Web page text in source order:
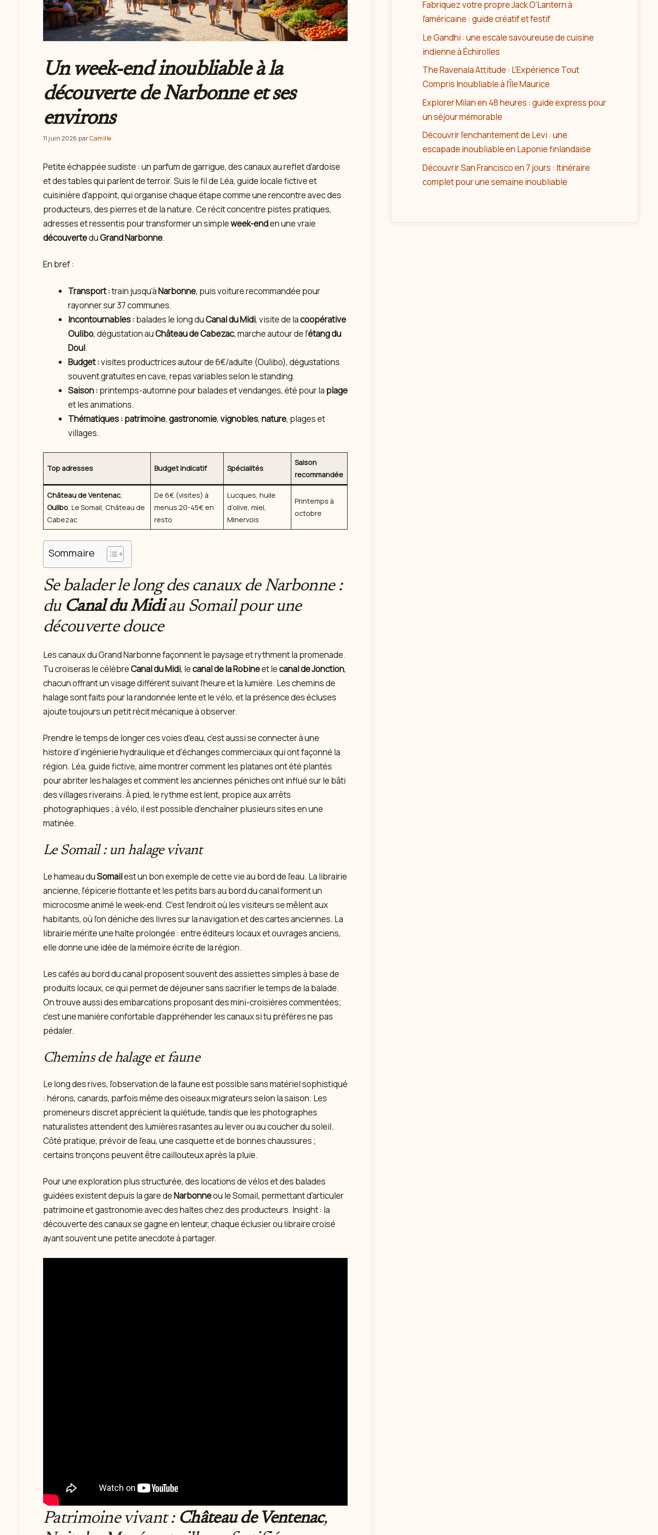
Un week-end inoubliable à la
découverte de Narbonne et ses
environs
11 juin 2026 parCamille
Petite échappée sudiste : un parfum de garrigue, des canaux au reflet d’ardoise
et des tables qui parlent de terroir. Suis le fil de Léa, guide locale fictive et
cuisinière d’appoint, qui organise chaque étape comme une rencontre avec des
producteurs, des pierres et de la nature. Ce récit concentre pistes pratiques,
adresses et ressentis pour transformer un simpleweek-enden une vraie
découverteduGrand Narbonne.
En bref :
Transport :train jusqu’àNarbonne, puis voiture recommandée pour
rayonner sur 37 communes.
Incontournables : balades le long duCanal du Midi, visite de lacoopérative
Oulibo, dégustation auChâteau de Cabezac, marche autour de l’étang du
Doul.
Budget :visites productrices autour de 6€/adulte (Oulibo), dégustations
souvent gratuites en cave, repas variables selon le standing.
Saison : printemps-automne pour balades et vendanges, été pour la plage
et les animations.
Thématiques : patrimoine, gastronomie, vignobles, nature, plages et
villages.
Top adresses Budget indicatif Spécialités
Saison
recommandée
Château de Ventenac,
Oulibo, Le Somail, Château de
Cabezac
De 6€ (visites) à
menus 20-45€ en
resto
Lucques, huile
d’olive, miel,
Minervois
Printemps à
octobre
Sommaire
Se balader le long des canaux de Narbonne :
du Canal du Midiau Somail pour une
découverte douce
Les canaux du Grand Narbonne façonnent le paysage et rythment la promenade.
Tu croiseras le célèbreCanal du Midi, lecanal de la Robineet lecanal de Jonction,
chacun offrant un visage différent suivant l’heure et la lumière. Les chemins de
halage sont faits pour la randonnée lente et le vélo, et la présence des écluses
ajoute toujours un petit récit mécanique à observer.
Prendre le temps de longer ces voies d’eau, c’est aussi se connecter à une
histoire d’ingénierie hydraulique et d’échanges commerciaux qui ont façonné la
région. Léa, guide fictive, aime montrer comment les platanes ont été plantés
pour abriter les halages et comment les anciennes péniches ont influé sur le bâti
des villages riverains. À pied, le rythme est lent, propice aux arrêts
photographiques ; à vélo, il est possible d’enchaîner plusieurs sites en une
matinée.
Le Somail : un halage vivant
Le hameau duSomailest un bon exemple de cette vie au bord de l’eau. La librairie
ancienne, l’épicerie flottante et les petits bars au bord du canal forment un
microcosme animé le week-end. C’est l’endroit où les visiteurs se mêlent aux
habitants, où l’on déniche des livres sur la navigation et des cartes anciennes. La
librairie mérite une halte prolongée : entre éditeurs locaux et ouvrages anciens,
elle donne une idée de la mémoire écrite de la région.
Les cafés au bord du canal proposent souvent des assiettes simples à base de
produits locaux, ce qui permet de déjeuner sans sacrifier le temps de la balade.
On trouve aussi des embarcations proposant des mini-croisières commentées;
c’est une manière confortable d’appréhender les canaux si tu préfères ne pas
pédaler.
Chemins de halage et faune
Le long des rives, l’observation de la faune est possible sans matériel sophistiqué
: hérons, canards, parfois même des oiseaux migrateurs selon la saison. Les
promeneurs discret apprécient la quiétude, tandis que les photographes
naturalistes attendent des lumières rasantes au lever ou au coucher du soleil.
Côté pratique, prévoir de l’eau, une casquette et de bonnes chaussures ;
certains tronçons peuvent être caillouteux après la pluie.
Pour une exploration plus structurée, des locations de vélos et des balades
guidées existent depuis la gare deNarbonneou le Somail, permettant d’articuler
patrimoine et gastronomie avec des haltes chez des producteurs. Insight : la
découverte des canaux se gagne en lenteur, chaque éclusier ou libraire croisé
ayant souvent une petite anecdote à partager.
Patrimoine vivant : Château de Ventenac,
Fabriquez votre propre Jack O’Lantern à
l’américaine : guide créatif et festif
Le Gandhi : une escale savoureuse de cuisine
indienne à Échirolles
The Ravenala Attitude : L’Expérience Tout
Compris Inoubliable à l’Île Maurice
Explorer Milan en 48 heures : guide express pour
un séjour mémorable
Découvrir l’enchantement de Levi : une
escapade inoubliable en Laponie finlandaise
Découvrir San Francisco en 7 jours : Itinéraire
complet pour une semaine inoubliable